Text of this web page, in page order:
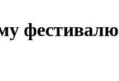
фестивалю